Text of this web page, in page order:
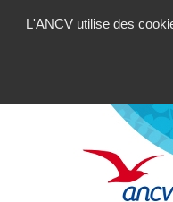
L'ANCV utilise des